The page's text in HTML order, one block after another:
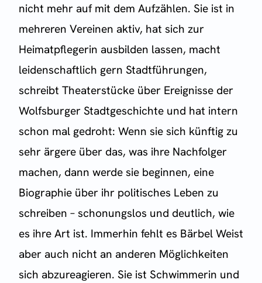
nicht mehr auf mit dem Aufzählen. Sie ist in
mehreren Vereinen aktiv, hat sich zur
Heimatpflegerin ausbilden lassen, macht
leidenschaftlich gern Stadtführungen,
schreibt Theaterstücke über Ereignisse der
Wolfsburger Stadtgeschichte und hat intern
schon mal gedroht: Wenn sie sich künftig zu
sehr ärgere über das, was ihre Nachfolger
machen, dann werde sie beginnen, eine
Biographie über ihr politisches Leben zu
schreiben – schonungslos und deutlich, wie
es ihre Art ist. Immerhin fehlt es Bärbel Weist
aber auch nicht an anderen Möglichkeiten
sich abzureagieren. Sie ist Schwimmerin und